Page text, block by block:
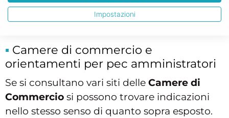
amministratori delle società già iscritte
prima di tale data.
Camere di commercio e
orientamenti per pec amministratori
Se si consultano vari siti delle Camere di
Commercio si possono trovare indicazioni
nello stesso senso di quanto sopra esposto.
Impostazioni